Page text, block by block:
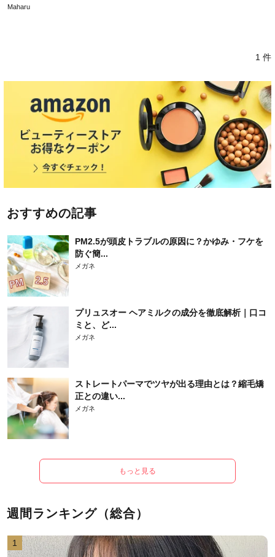
Maharu
1 件
おすすめの記事
PM2.5が頭皮トラブルの原因に？かゆみ・フケを
防ぐ簡...
メガネ
プリュスオー ヘアミルクの成分を徹底解析｜口コ
ミと、ど...
メガネ
ストレートパーマでツヤが出る理由とは？縮毛矯
正との違い...
メガネ
もっと見る
週間ランキング（総合）
1